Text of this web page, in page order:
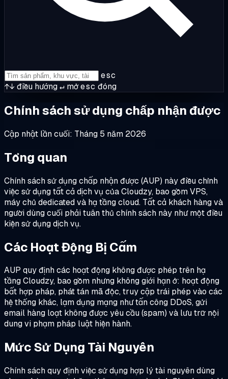
esc
↑↓ điều hướng↵ mởesc đóng
Chính sách sử dụng chấp nhận được
Cập nhật lần cuối: Tháng 5 năm 2026
Tổng quan
Chính sách sử dụng chấp nhận được (AUP) này điều chỉnh
việc sử dụng tất cả dịch vụ của Cloudzy, bao gồm VPS,
máy chủ dedicated và hạ tầng cloud. Tất cả khách hàng và
người dùng cuối phải tuân thủ chính sách này như một điều
kiện sử dụng dịch vụ.
Các Hoạt Động Bị Cấm
AUP quy định các hoạt động không được phép trên hạ
tầng Cloudzy, bao gồm nhưng không giới hạn ở: hoạt động
bất hợp pháp, phát tán mã độc, truy cập trái phép vào các
hệ thống khác, lạm dụng mạng như tấn công DDoS, gửi
email hàng loạt không được yêu cầu (spam) và lưu trữ nội
dung vi phạm pháp luật hiện hành.
Mức Sử Dụng Tài Nguyên
Chính sách quy định việc sử dụng hợp lý tài nguyên dùng